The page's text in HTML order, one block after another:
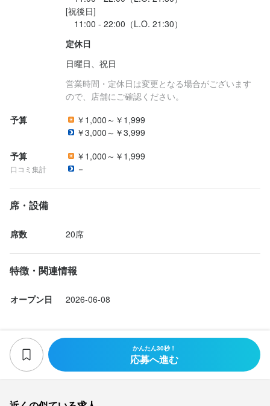
[祝後日]
定休日
日曜日、祝日
営業時間・定休日は変更となる場合がございます
ので、店舗にご確認ください。
予算
￥1,000～￥1,999
￥3,000～￥3,999
予算
口コミ集計
￥1,000～￥1,999
－
席・設備
席数 20席
特徴・関連情報
オープン日 2026-06-08
かんたん30秒！
応募へ進む